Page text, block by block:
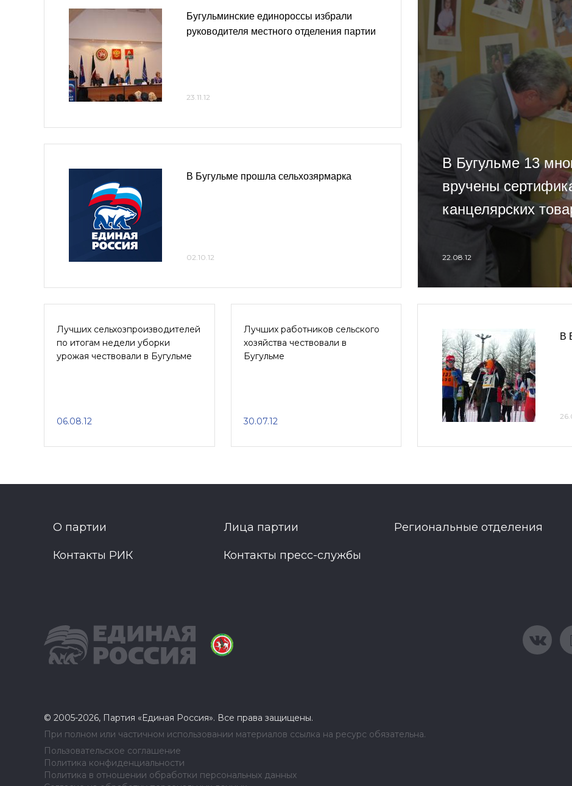
Бугульминские единороссы избрали
руководителя местного отделения партии
23.11.12
В Бугульме прошла сельхозярмарка
02.10.12
В Бугульме 13
вручены
канцелярских
22.08.12
Лучших сельхозпроизводителей
по итогам недели уборки
урожая чествовали в Бугульме
06.08.12
Лучших работников сельского
хозяйства чествовали в
Бугульме
30.07.12
В
О партии Лица партии Региональные отделения
Контакты РИК Контакты пресс-службы
© 2005-2026, Партия «Единая Россия». Все права защищены.
При полном или частичном использовании материалов ссылка на ресурс обязательна.
Пользовательское соглашение
Политика конфиденциальности
Политика в отношении обработки персональных данных